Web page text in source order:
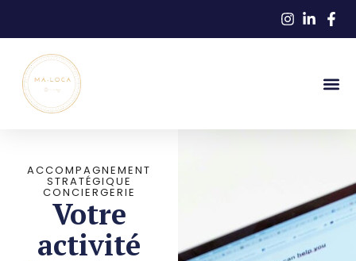
ACCOMPAGNEMENT
STRATÉGIQUE
CONCIERGERIE
Votre
activité